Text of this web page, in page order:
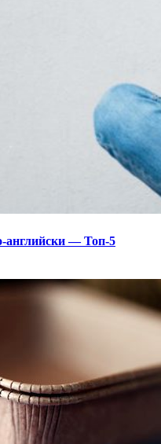
английски — Топ-5